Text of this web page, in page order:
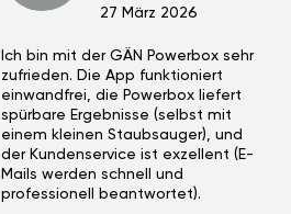
27 März 2026
Ich bin mit der GÄN Powerbox sehr
zufrieden. Die App funktioniert
einwandfrei, die Powerbox liefert
spürbare Ergebnisse (selbst mit
einem kleinen Staubsauger), und
der Kundenservice ist exzellent (E-
Mails werden schnell und
professionell beantwortet).